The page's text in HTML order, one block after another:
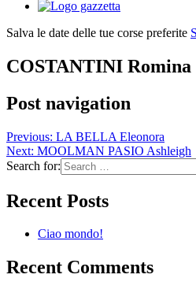
Salva le date delle tue corse preferite
COSTANTINI Romina
Post navigation
Previous: LA BELLA Eleonora
Next: MOOLMAN PASIO Ashleigh
Search for:
Recent Posts
Ciao mondo!
Recent Comments